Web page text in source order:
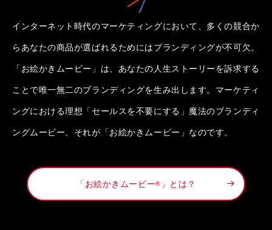
インターネット時代のマーケティングにおいて、多くの競合か
らあなたの商品が選ばれるためにはブランディングが不可欠。
「お絵かきムービー」は、あなたの人生ストーリーを訴求する
ことで唯一無二のブランディングを生み出します。マーケティ
ングにおける理想「セールスを不要にする」魔法のブランディ
ングムービー、それが「お絵かきムービー」なのです。
「お絵かきムービー® 」とは？